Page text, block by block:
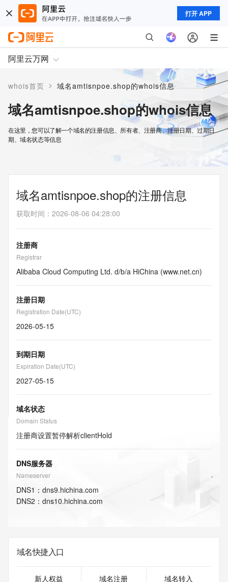
打开 APP
阿里云万网
whois首页 > 域名amtisnpoe.shop的whois信息
域名amtisnpoe.shop的whois信息
在这里，您可以了解一个域名的注册信息、所有者、注册商、注册日期、过期日
期、域名状态等信息
域名amtisnpoe.shop的注册信息
获取时间 ： 2026-08-06 04:28:00
注册商
Registrar
Alibaba Cloud Computing Ltd. d/b/a HiChina (www.net.cn)
注册日期
Registration Date(UTC)
2026-05-15
到期日期
Expiration Date(UTC)
2027-05-15
域名状态
Domain Status
注册商设置暂停解析clientHold
DNS服务器
Nameserver
DNS1 ： dns9.hichina.com
DNS2 ： dns10.hichina.com
域名快捷入口
新人权益 域名注册 域名转入